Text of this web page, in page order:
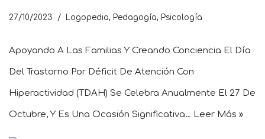
27/10/2023 Logopedia, Pedagogía, Psicología
Apoyando A Las Familias Y Creando Conciencia El Día
Del Trastorno Por Déficit De Atención Con
Hiperactividad (TDAH) Se Celebra Anualmente El 27 De
Octubre, Y Es Una Ocasión Significativa… Leer Más »